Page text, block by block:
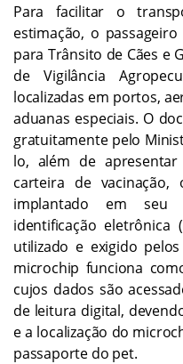
Para facilitar o
estimação, o
para Trânsito de Cães e
de Vigilância
localizadas em portos,
aduanas especiais. O
gratuitamente pelo
lo, além de
carteira de
implantado em
identificação
utilizado e exigido
microchip funciona
cujos dados são
de leitura digital,
e a localização do
passaporte do pet.